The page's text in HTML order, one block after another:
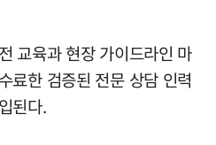
교육과 현장 가이드라인 마
료한 검증된 전문 상담 인력
된다.